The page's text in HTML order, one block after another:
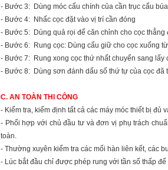
- Bước 3: Dùng móc cẩu chính của cần trục cẩu
- Bước 4: Nhấc cọc đ­ặt vào vị trí cần đóng
- Bước 5: Dùng quả rọi để căn chỉnh cho cọc
- Bước 6: Rung cọc: Dùng cẩu giữ cho cọc xuống
- Bước 7: Rung xong cọc thứ nhất chuyển sang lấy
- Bước 8: Dùng sơn đánh dấu số thứ tự của cọc đã
C. AN TOÀN THI CÔNG
- Kiểm tra, kiểm định tất cả các máy móc thiết bị đủ
- Phối hợp với chủ đầu tư và đơn vị phụ trách
toàn.
- Th­ường xuyên kiểm tra các mối hàn liên kết, các
- Lúc bắt đầu chỉ đ­ược phép rung với tần số thấp